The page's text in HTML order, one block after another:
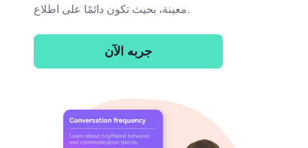
معينة، بحيث تكون دائمًا على اطلاع.
جربه الآن